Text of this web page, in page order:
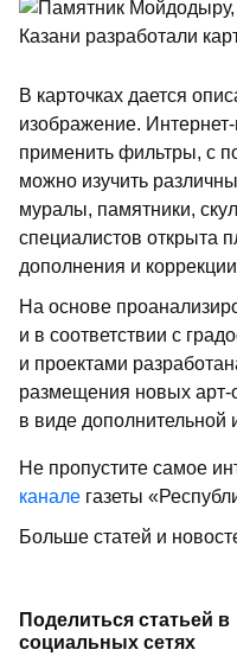
В карточках дается
изображение.
применить фильтры, с
можно изучить
муралы, памятники,
специалистов открыта
дополнения и
На основе
и в соответствии с
и проектами
размещения новых арт-
в виде дополнительной
Не пропустите самое
канале газеты
Больше статей и
Поделиться статьей в
социальных сетях